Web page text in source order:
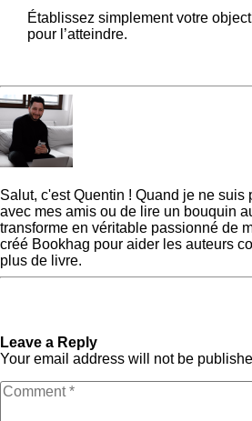
Établissez simplement votre
pour l’atteindre.
Salut, c'est Quentin ! Quand je ne suis
avec mes amis ou de lire un bouquin
transforme en véritable passionné de
créé Bookhag pour aider les auteurs
plus de livre.
Leave a Reply
Your email address will not be